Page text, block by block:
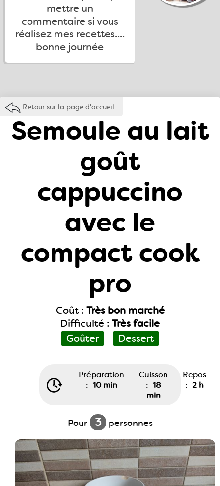
mettre un
commentaire si vous
réalisez mes recettes....
bonne journée
Retour sur la page d'accueil
Semoule au lait
goût
cappuccino
avec le
compact cook
pro
Coût : Très bon marché
Difficulté : Très facile
Goûter
Dessert
Préparation
: 10 min
Cuisson
: 18
min
Repos
: 2 h
Pour 3 personnes